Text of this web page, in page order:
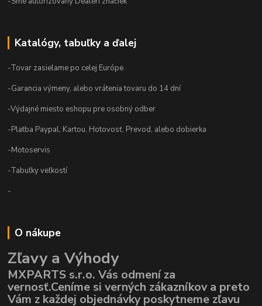
Katalógy, tabuľky a ďalej
-Tovar zasielame po celej Európe
-Garancia výmeny, alebo vrátenia tovaru do 14 dní
-Výdajné miesto eshopu pre osobný odber
-Platba Paypal, Kartou, Hotovosť, Prevod, alebo dobierka
-Motoservis
-Tabuľky veľkostí
-
O nákupe
Zľavy a Výhody
MXPARTS s.r.o. Vás odmení za
vernosť.Ceníme si verných zákazníkov a preto
Vám z každej objednávky poskytneme zľavu